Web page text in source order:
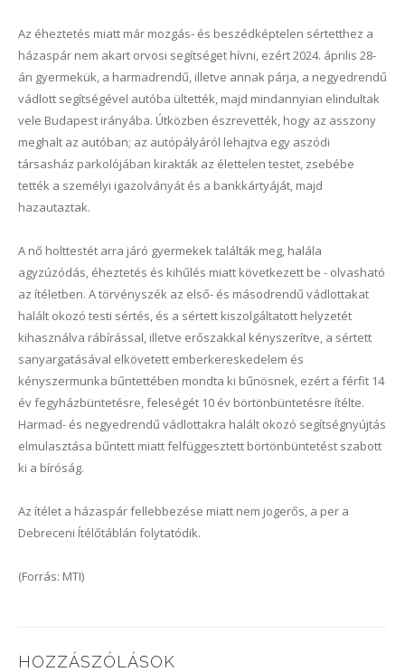
Az éheztetés miatt már mozgás- és beszédképtelen sértetthez a
házaspár nem akart orvosi segítséget hívni, ezért 2024. április 28-
án gyermekük, a harmadrendű, illetve annak párja, a negyedrendű
vádlott segítségével autóba ültették, majd mindannyian elindultak
vele Budapest irányába. Útközben észrevették, hogy az asszony
meghalt az autóban; az autópályáról lehajtva egy aszódi
társasház parkolójában kirakták az élettelen testet, zsebébe
tették a személyi igazolványát és a bankkártyáját, majd
hazautaztak.
A nő holttestét arra járó gyermekek találták meg, halála
agyzúzódás, éheztetés és kihűlés miatt következett be - olvasható
az ítéletben. A törvényszék az első- és másodrendű vádlottakat
halált okozó testi sértés, és a sértett kiszolgáltatott helyzetét
kihasználva rábírással, illetve erőszakkal kényszerítve, a sértett
sanyargatásával elkövetett emberkereskedelem és
kényszermunka bűntettében mondta ki bűnösnek, ezért a férfit 14
év fegyházbüntetésre, feleségét 10 év börtönbüntetésre ítélte.
Harmad- és negyedrendű vádlottakra halált okozó segítségnyújtás
elmulasztása bűntett miatt felfüggesztett börtönbüntetést szabott
ki a bíróság.
Az ítélet a házaspár fellebbezése miatt nem jogerős, a per a
Debreceni Ítélőtáblán folytatódik.
(Forrás: MTI)
HOZZÁSZÓLÁSOK